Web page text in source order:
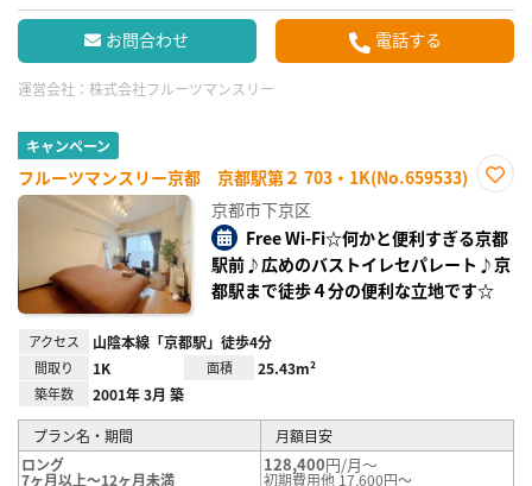
お問合わせ 電話する
運営会社： 株式会社フルーツマンスリー
キャンペーン
フルーツマンスリー京都 京都駅第２ 703・1K(No.659533)
り登
録
京都市下京区
Free Wi-Fi☆何かと便利すぎる京都
駅前♪広めのバストイレセパレート♪京
都駅まで徒歩４分の便利な立地です☆
アクセス 山陰本線「京都駅」徒歩4分
間取り 1K 面積 25.43m²
築年数 2001年 3月 築
プラン名・期間
月額目安
ロング
7ヶ月以上～12ヶ月未満
128,400円/月～
初期費用他 17,600円～